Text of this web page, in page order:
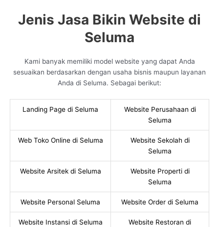
Jenis Jasa Bikin Website di
Seluma
Kami banyak memiliki model website yang dapat Anda
sesuaikan berdasarkan dengan usaha bisnis maupun layanan
Anda di Seluma. Sebagai berikut:
Landing Page di Seluma
Website Perusahaan di
Seluma
Web Toko Online di Seluma
Website Sekolah di
Seluma
Website Arsitek di Seluma
Website Properti di
Seluma
Website Personal Seluma Website Order di Seluma
Website Instansi di Seluma
Website Restoran di